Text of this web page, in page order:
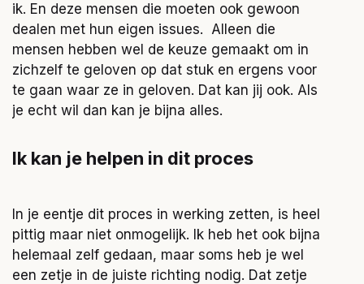
ik. En deze mensen die moeten ook gewoon
dealen met hun eigen issues. Alleen die
mensen hebben wel de keuze gemaakt om in
zichzelf te geloven op dat stuk en ergens voor
te gaan waar ze in geloven. Dat kan jij ook. Als
je echt wil dan kan je bijna alles.
Ik kan je helpen in dit proces
In je eentje dit proces in werking zetten, is heel
pittig maar niet onmogelijk. Ik heb het ook bijna
helemaal zelf gedaan, maar soms heb je wel
een zetje in de juiste richting nodig. Dat zetje